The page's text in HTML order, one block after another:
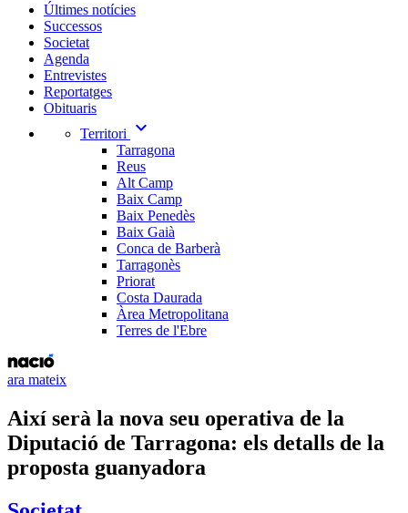
Últimes notícies
Successos
Societat
Agenda
Entrevistes
Reportatges
Obituaris
Territori
expand_more
Tarragona
Reus
Alt Camp
Baix Camp
Baix Penedès
Baix Gaià
Conca de Barberà
Tarragonès
Priorat
Costa Daurada
Àrea Metropolitana
Terres de l'Ebre
ara mateix
Així serà la nova seu operativa de la
Diputació de Tarragona: els detalls de la
proposta guanyadora